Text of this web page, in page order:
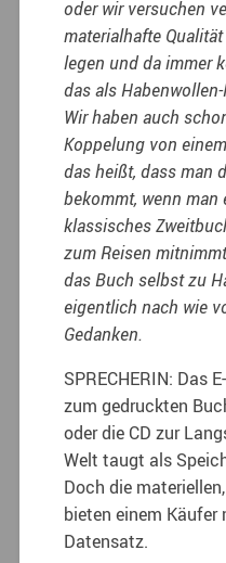
oder wir versuchen
materialhafte
legen und da immer
das als
Wir haben auch
Koppelung von
das heißt, dass man
bekommt, wenn
klassisches
zum Reisen
das Buch selbst zu
eigentlich nach wie
Gedanken.
SPRECHERIN: Das
zum gedruckten
oder die CD zur
Welt taugt als
Doch die
bieten einem Käufer
Datensatz.